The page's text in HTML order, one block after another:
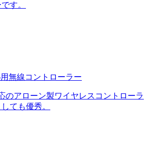
す。
無線コントローラー
のアローン製ワイヤレスコントローラ
ても優秀。